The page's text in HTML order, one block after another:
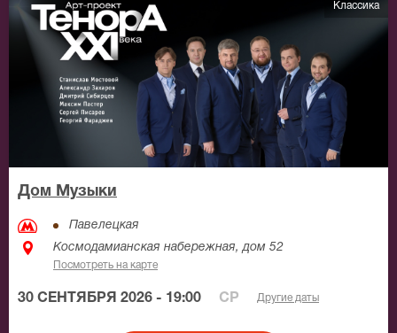
Классика
Дом Музыки
Павелецкая
Космодамианская набережная, дом 52
Посмотреть на карте
30 СЕНТЯБРЯ 2026 - 19:00 СР Другие даты